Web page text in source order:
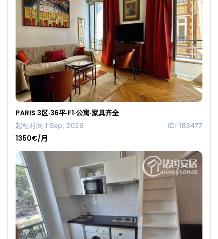
PARIS 3区·36平·F1·公寓·家具齐全
起租时间 1 Sep, 2026 ID: 183477
1350€/月